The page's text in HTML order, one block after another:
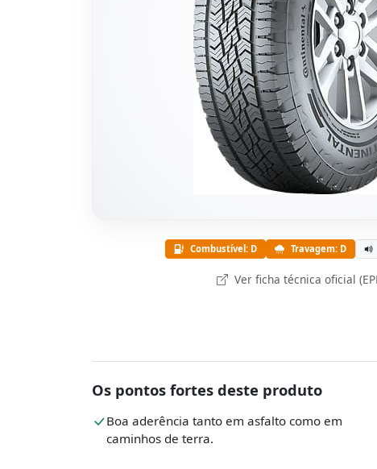
Combustível: D Travagem: D
Ver ficha técnica oficial
Os pontos fortes deste produto
Boa aderência tanto em asfalto como em
caminhos de terra.